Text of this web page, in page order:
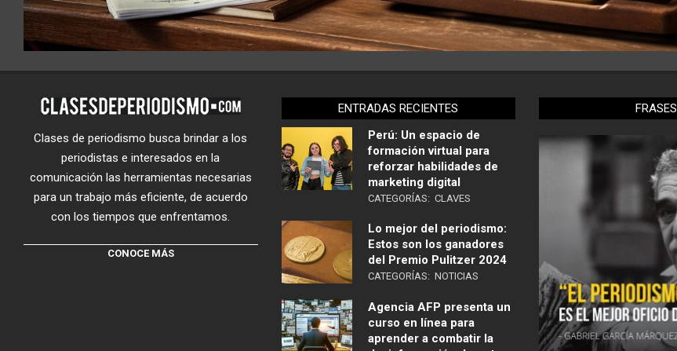
Clases de periodismo busca brindar a los
periodistas e interesados en la
comunicación las herramientas necesarias
para un trabajo más eficiente, de acuerdo
con los tiempos que enfrentamos.
CONOCE MÁS
ENTRADAS RECIENTES
Perú: Un espacio de
formación virtual para
reforzar habilidades de
marketing digital
CATEGORÍAS: CLAVES
Lo mejor del periodismo:
Estos son los ganadores
del Premio Pulitzer 2024
CATEGORÍAS: NOTICIAS
Agencia AFP presenta un
curso en línea para
aprender a combatir la
FRASES